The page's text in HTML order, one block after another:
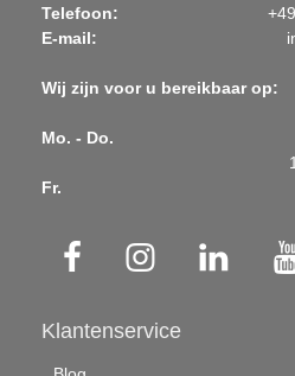
Telefoon:
E-mail:
Wij zijn voor u bereikbaar op:
Mo. - Do.
Fr.
Klantenservice